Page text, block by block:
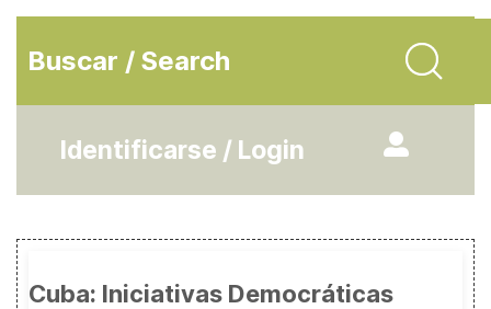
Buscar / Search
Identificarse / Login
Cuba: Iniciativas Democráticas